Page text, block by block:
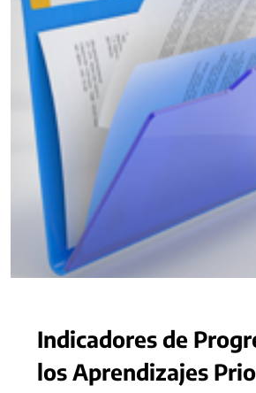
Indicadores de
los Aprendizajes